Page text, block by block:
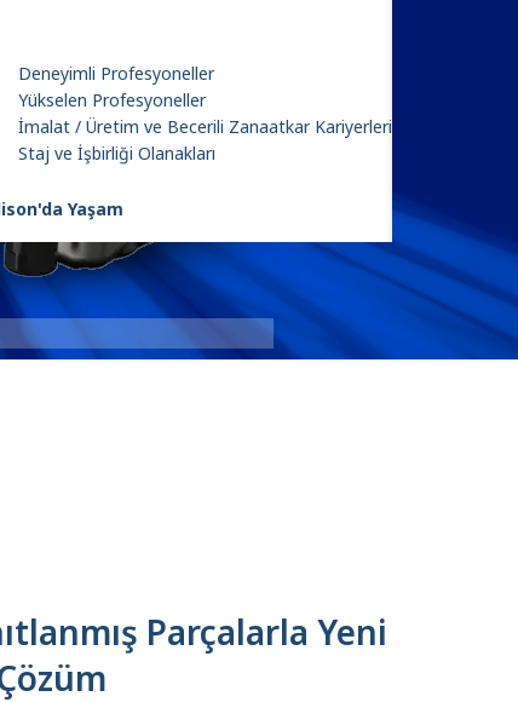
Deneyimli Profesyoneller
Yükselen Profesyoneller
İmalat / Üretim ve Becerili Zanaatkar Kariyerleri
Staj ve İşbirliği Olanakları
Yaşam
Parçalarla Yeni